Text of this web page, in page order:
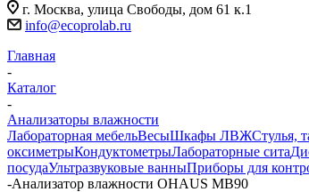
г. Москва, улица Свободы, дом 61 к.1
info@ecoprolab.ru
Главная
-
Каталог
-
Анализаторы влажности
Лабораторная мебельВесыШкафы ЛВЖСтулья,
оксиметрыКондуктометрыЛабораторные сита
посудаУльтразвуковые ванныПриборы для
-Анализатор влажности OHAUS MB90